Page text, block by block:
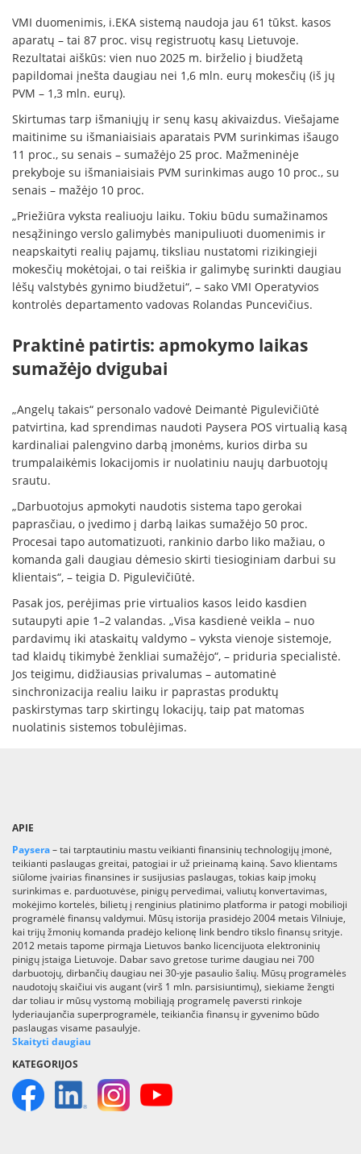
VMI duomenimis, i.EKA sistemą naudoja jau 61 tūkst. kasos
aparatų – tai 87 proc. visų registruotų kasų Lietuvoje.
Rezultatai aiškūs: vien nuo 2025 m. birželio į biudžetą
papildomai įnešta daugiau nei 1,6 mln. eurų mokesčių (iš jų
PVM – 1,3 mln. eurų).
Skirtumas tarp išmaniųjų ir senų kasų akivaizdus. Viešajame
maitinime su išmaniaisiais aparatais PVM surinkimas išaugo
11 proc., su senais – sumažėjo 25 proc. Mažmeninėje
prekyboje su išmaniaisiais PVM surinkimas augo 10 proc., su
senais – mažėjo 10 proc.
„Priežiūra vyksta realiuoju laiku. Tokiu būdu sumažinamos
nesąžiningo verslo galimybės manipuliuoti duomenimis ir
neapskaityti realių pajamų, tiksliau nustatomi rizikingieji
mokesčių mokėtojai, o tai reiškia ir galimybę surinkti daugiau
lėšų valstybės gynimo biudžetui“, – sako VMI Operatyvios
kontrolės departamento vadovas Rolandas Puncevičius.
Praktinė patirtis: apmokymo laikas
sumažėjo dvigubai
„Angelų takais“ personalo vadovė Deimantė Pigulevičiūtė
patvirtina, kad sprendimas naudoti Paysera POS virtualią kasą
kardinaliai palengvino darbą įmonėms, kurios dirba su
trumpalaikėmis lokacijomis ir nuolatiniu naujų darbuotojų
srautu.
„Darbuotojus apmokyti naudotis sistema tapo gerokai
paprasčiau, o įvedimo į darbą laikas sumažėjo 50 proc.
Procesai tapo automatizuoti, rankinio darbo liko mažiau, o
komanda gali daugiau dėmesio skirti tiesioginiam darbui su
klientais“, – teigia D. Pigulevičiūtė.
Pasak jos, perėjimas prie virtualios kasos leido kasdien
sutaupyti apie 1–2 valandas. „Visa kasdienė veikla – nuo
pardavimų iki ataskaitų valdymo – vyksta vienoje sistemoje,
tad klaidų tikimybė ženkliai sumažėjo“, – priduria specialistė.
Jos teigimu, didžiausias privalumas – automatinė
sinchronizacija realiu laiku ir paprastas produktų
paskirstymas tarp skirtingų lokacijų, taip pat matomas
nuolatinis sistemos tobulėjimas.
APIE
Paysera– tai tarptautiniu mastu veikianti finansinių technologijų įmonė,
teikianti paslaugas greitai, patogiai ir už prieinamą kainą. Savo klientams
siūlome įvairias finansines ir susijusias paslaugas, tokias kaip įmokų
surinkimas e. parduotuvėse, pinigų pervedimai, valiutų konvertavimas,
mokėjimo kortelės, bilietų į renginius platinimo platforma ir patogi mobilioji
programėlė finansų valdymui. Mūsų istorija prasidėjo 2004 metais Vilniuje,
kai trijų žmonių komanda pradėjo kelionę link bendro tikslo finansų srityje.
2012 metais tapome pirmąja Lietuvos banko licencijuota elektroninių
pinigų įstaiga Lietuvoje. Dabar savo gretose turime daugiau nei 700
darbuotojų, dirbančių daugiau nei 30-yje pasaulio šalių. Mūsų programėlės
naudotojų skaičiui vis augant (virš 1 mln. parsisiuntimų), siekiame žengti
dar toliau ir mūsų vystomą mobiliąją programelę paversti rinkoje
lyderiaujančia superprogramėle, teikiančia finansų ir gyvenimo būdo
paslaugas visame pasaulyje.
Skaityti daugiau
KATEGORIJOS